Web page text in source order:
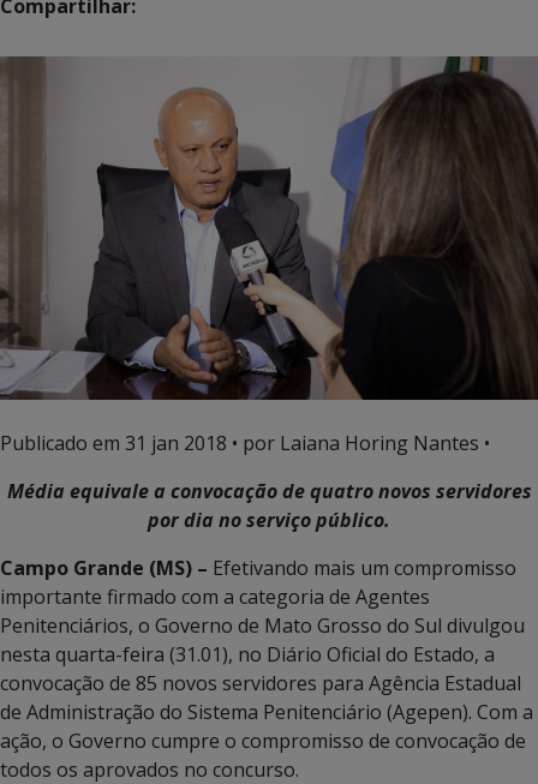
Compartilhar:
Publicado em 31 jan 2018 • por Laiana Horing Nantes •
Média equivale a convocação de quatro novos servidores
por dia no serviço público.
Campo Grande (MS) – Efetivando mais um compromisso
importante firmado com a categoria de Agentes
Penitenciários, o Governo de Mato Grosso do Sul divulgou
nesta quarta-feira (31.01), no Diário Oficial do Estado, a
convocação de 85 novos servidores para Agência Estadual
de Administração do Sistema Penitenciário (Agepen). Com a
ação, o Governo cumpre o compromisso de convocação de
todos os aprovados no concurso.